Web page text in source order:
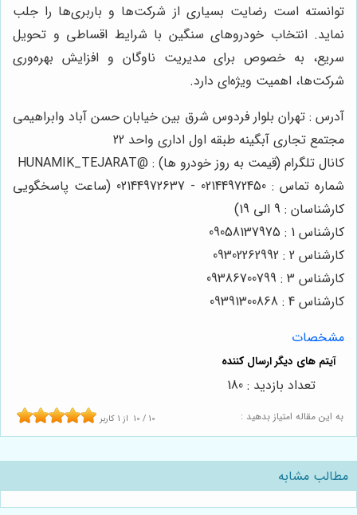
توانسته است رضایت بسیاری از شرکت‌ها و باربری‌ها را جلب
نماید. انتخاب خودروهای سنگین با شرایط اقساطی و تحویل
سریع، به خصوص برای مدیریت ناوگان و افزایش بهره‌وری
شرکت‌ها، اهمیت ویژه‌ای دارد.
آدرس : تهران بلوار فردوس شرق بین خیابان حسن آباد وابراهیمی
مجتمع تجاری آبگینه طبقه اول اداری واحد 22
کانال تلگرام (قیمت به روز خودرو ها) : @HUNAMIK_TEJARAT
شماره تماس : 02144972450 - 02144972637 (ساعت پاسخگویی
کارشناسان : 9 الی 19)
کارشناس 1 : 09058137975
کارشناس 2 : 09302262992
کارشناس 3 : 09386700799
کارشناس 4 : 09391300868
مشخصات
به این مقاله امتیاز بدهید : 10 / 10 از 1 کاربر
تعداد بازدید : 180
مطالب مشابه